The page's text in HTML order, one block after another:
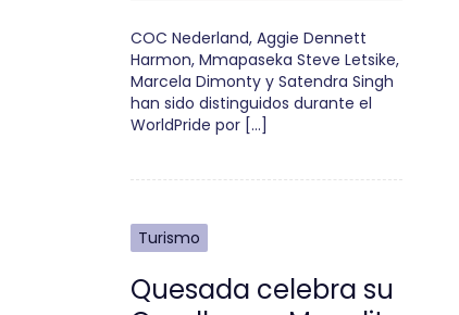
COC Nederland, Aggie Dennett
Harmon, Mmapaseka Steve Letsike,
Marcela Dimonty y Satendra Singh
han sido distinguidos durante el
WorldPride por […]
Turismo
Quesada celebra su